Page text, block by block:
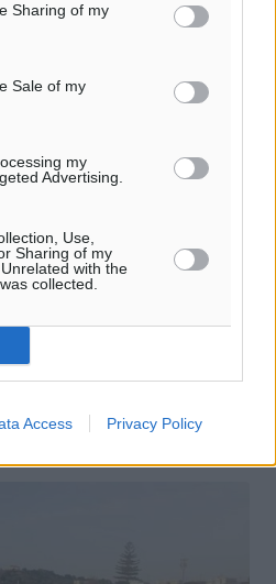
Sharing of my
Sale of my
my
Advertising.
Use,
Sharing of my
with the
collected.
Access Privacy Policy
της Περιφέρειας
διεθνή διάσκεψη
9)
Mission παρέδωσε στον
της ως μια συμβολική κίνηση
περιβαλλοντικών
στα ...